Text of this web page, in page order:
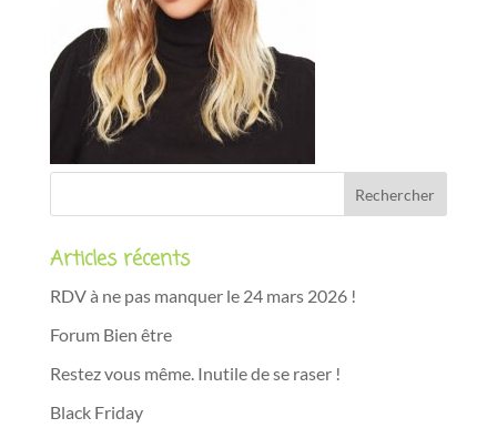
Articles récents
RDV à ne pas manquer le 24 mars 2026 !
Forum Bien être
Restez vous même. Inutile de se raser !
Black Friday